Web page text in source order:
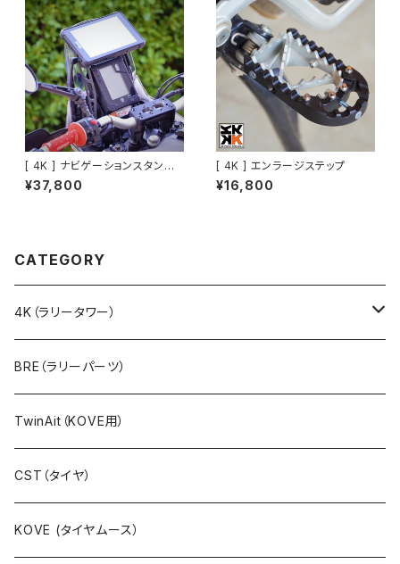
[ 4K ] ナビゲーションスタンド
ホールド Tenere700
¥37,800
[ 4K ] エンラージステップ
¥16,800
CATEGORY
4K（ラリータワー）
ラリーキット（ステムマウント）
アルミ製
カーボン製
ラリーキットPRO（フレームマウント）
ラリーキットCNC（フレームマウント）
キットラリー（ステムマウント）
BRE（ラリーパーツ）
TwinAit（KOVE用）
CST（タイヤ）
KOVE (タイヤムース）